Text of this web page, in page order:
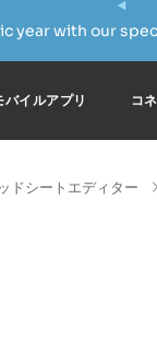
year with our
バイルアプリ コ
ドシートエディター